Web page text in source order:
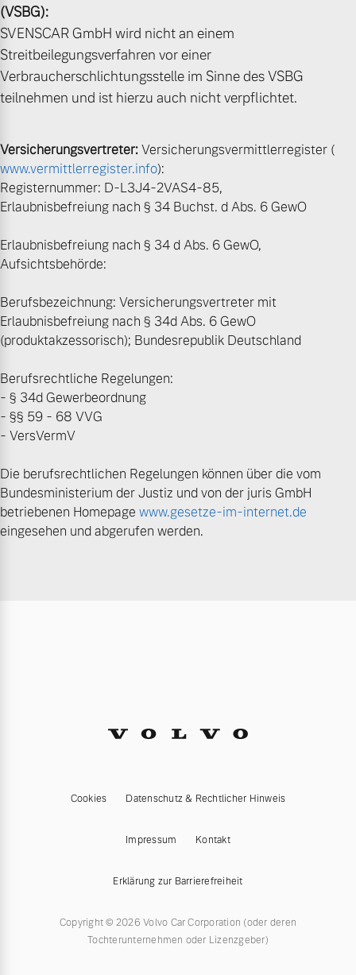
(VSBG):
SVENSCAR GmbH wird nicht an einem
Streitbeilegungsverfahren vor einer
Verbraucherschlichtungsstelle im Sinne des VSBG
teilnehmen und ist hierzu auch nicht verpflichtet.
Versicherungsvertreter:Versicherungsvermittlerregister (
www.vermittlerregister.info):
Registernummer: D-L3J4-2VAS4-85,
Erlaubnisbefreiung nach § 34 Buchst. d Abs. 6 GewO
Erlaubnisbefreiung nach § 34 d Abs. 6 GewO,
Aufsichtsbehörde:
Berufsbezeichnung: Versicherungsvertreter mit
Erlaubnisbefreiung nach § 34d Abs. 6 GewO
(produktakzessorisch); Bundesrepublik Deutschland
Berufsrechtliche Regelungen:
- § 34d Gewerbeordnung
- §§ 59 - 68 VVG
- VersVermV
Die berufsrechtlichen Regelungen können über die vom
Bundesministerium der Justiz und von der juris GmbH
betriebenen Homepage www.gesetze-im-internet.de
eingesehen und abgerufen werden.
Cookies Datenschutz & Rechtlicher Hinweis
Impressum Kontakt
Erklärung zur Barrierefreiheit
Copyright © 2026 Volvo Car Corporation (oder deren
Tochterunternehmen oder Lizenzgeber)